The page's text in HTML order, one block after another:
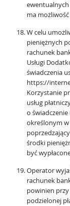
ma
W celu
pieniężnych
rachunek
Usługi
świadczenia
https://
Korzystanie
usług
o świadczenie
określonym
środki
być
Operator
rachunek
powinien przy
podzielonej